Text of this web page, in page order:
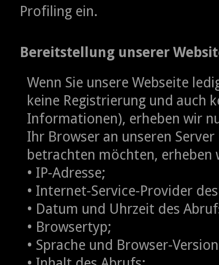
Profiling ein.
Bereitstellung unserer
Wenn Sie unsere Webseite
keine Registrierung und auch
Informationen), erheben wir
Ihr Browser an unseren
betrachten möchten,
• IP-Adresse;
• Internet-Service-Provider
• Datum und Uhrzeit des
• Browsertyp;
• Sprache und Browser-